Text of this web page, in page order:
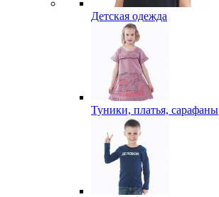
Детская одежда
Туники, платья, сарафаны